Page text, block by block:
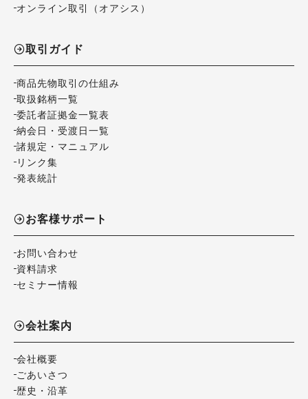
オンライン取引（オアシス）
取引ガイド
商品先物取引の仕組み
取扱銘柄一覧
委託者証拠金一覧表
納会日・受渡日一覧
諸規定・マニュアル
リンク集
発表統計
お客様サポート
お問い合わせ
資料請求
セミナー情報
会社案内
会社概要
ごあいさつ
歴史・沿革